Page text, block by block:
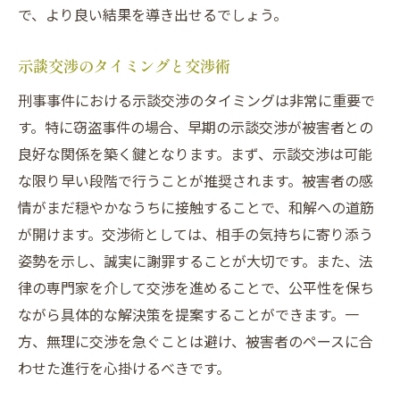
で、より良い結果を導き出せるでしょう。
示談交渉のタイミングと交渉術
刑事事件における示談交渉のタイミングは非常に重要で
す。特に窃盗事件の場合、早期の示談交渉が被害者との
良好な関係を築く鍵となります。まず、示談交渉は可能
な限り早い段階で行うことが推奨されます。被害者の感
情がまだ穏やかなうちに接触することで、和解への道筋
が開けます。交渉術としては、相手の気持ちに寄り添う
姿勢を示し、誠実に謝罪することが大切です。また、法
律の専門家を介して交渉を進めることで、公平性を保ち
ながら具体的な解決策を提案することができます。一
方、無理に交渉を急ぐことは避け、被害者のペースに合
わせた進行を心掛けるべきです。